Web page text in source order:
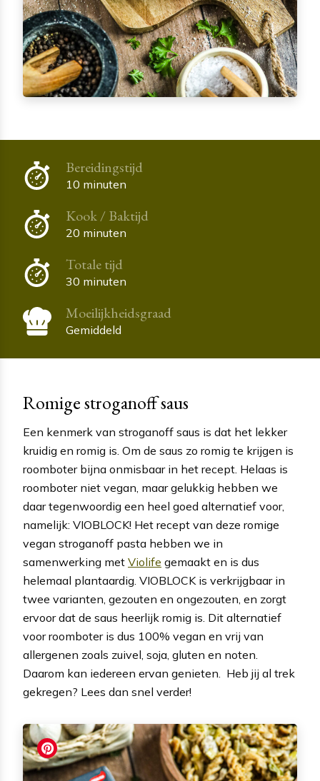
Bereidingstijd
10 minuten
Kook / Baktijd
20 minuten
Totale tijd
30 minuten
Moeilijkheidsgraad
Gemiddeld
Romige stroganoff saus
Een kenmerk van stroganoff saus is dat het lekker
kruidig en romig is. Om de saus zo romig te krijgen is
roomboter bijna onmisbaar in het recept. Helaas is
roomboter niet vegan, maar gelukkig hebben we
daar tegenwoordig een heel goed alternatief voor,
namelijk: VIOBLOCK! Het recept van deze romige
vegan stroganoff pasta hebben we in
samenwerking met Violife gemaakt en is dus
helemaal plantaardig. VIOBLOCK is verkrijgbaar in
twee varianten, gezouten en ongezouten, en zorgt
ervoor dat de saus heerlijk romig is. Dit alternatief
voor roomboter is dus 100% vegan en vrij van
allergenen zoals zuivel, soja, gluten en noten.
Daarom kan iedereen ervan genieten. Heb jij al trek
gekregen? Lees dan snel verder!